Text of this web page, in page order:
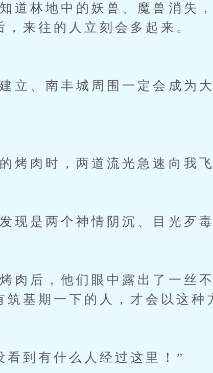
林地中的妖兽、魔兽消失
，来往的人立刻会多起来。
、南丰城周围一定会成为
肉时，两道流光急速向我飞
是两个神情阴沉、目光歹毒
后，他们眼中露出了一丝不
筑基期一下的人，才会以这种
到有什么人经过这里！”